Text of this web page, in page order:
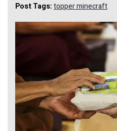
Post Tags:topper minecraft